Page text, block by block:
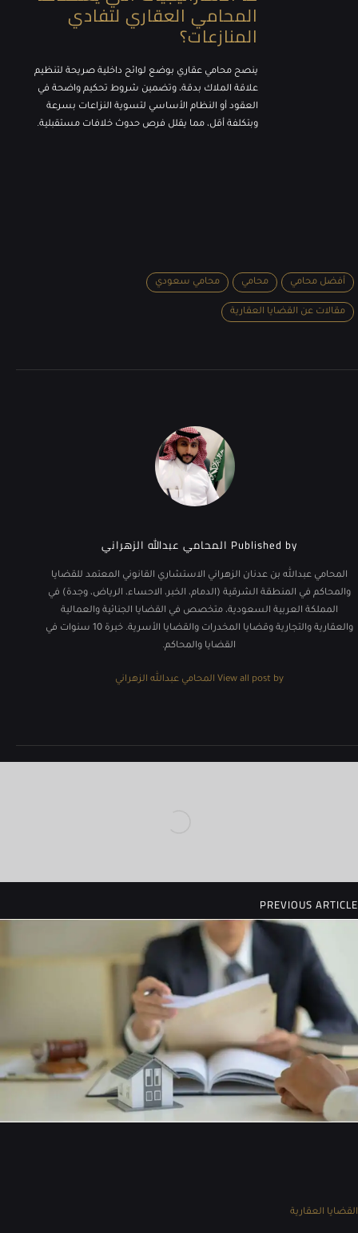
المحامي العقاري لتفادي
المنازعات؟
ينصح محامي عقاري بوضع لوائح داخلية صريحة لتنظيم
علاقة الملاك بدقة، وتضمين شروط تحكيم واضحة في
العقود أو النظام الأساسي لتسوية النزاعات بسرعة
وبتكلفة أقل، مما يقلل فرص حدوث خلافات مستقبلية.
أفضل محامي محامي محامي سعودي
مقالات عن القضايا العقارية
Published by المحامي عبدالله الزهراني
المحامي عبدالله بن عدنان الزهراني الاستشاري القانوني المعتمد للقضايا
والمحاكم في المنطقة الشرقية (الدمام، الخبر، الاحساء، الرياض، وجدة) في
المملكة العربية السعودية، متخصص في القضايا الجنائية والعمالية
والعقارية والتجارية وقضايا المخدرات والقضايا الأسرية. خبرة 10 سنوات في
القضايا والمحاكم.
View all post by المحامي عبدالله الزهراني
PREVIOUS ARTICLE
القضايا العقارية